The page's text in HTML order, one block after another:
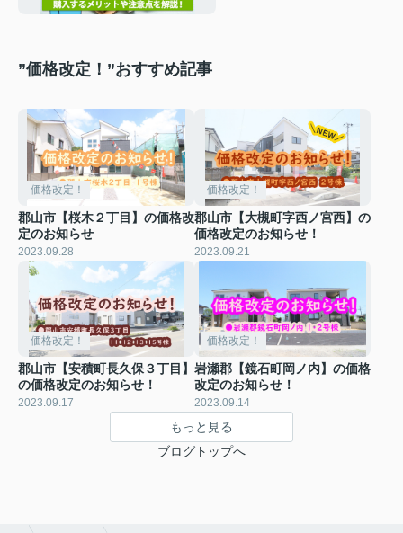
”価格改定！”おすすめ記事
価格改定！
郡山市【桜木２丁目】の価格改
定のお知らせ
2023.09.28
価格改定！
郡山市【大槻町字西ノ宮西】の
価格改定のお知らせ！
2023.09.21
価格改定！
郡山市【安積町長久保３丁目】
の価格改定のお知らせ！
2023.09.17
価格改定！
岩瀬郡【鏡石町岡ノ内】の価格
改定のお知らせ！
2023.09.14
もっと見る
ブログトップへ